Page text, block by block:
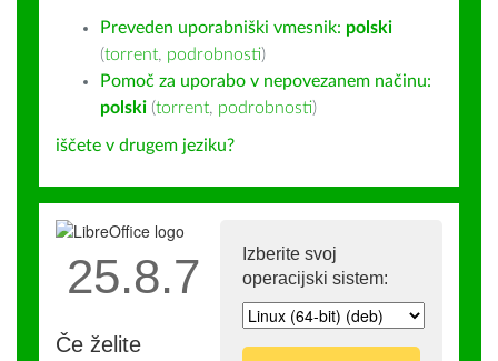
Preveden uporabniški vmesnik: polski
(torrent, podrobnosti)
Pomoč za uporabo v nepovezanem načinu:
polski (torrent, podrobnosti)
iščete v drugem jeziku?
Izberite svoj
operacijski sistem:
25.8.7
Če želite